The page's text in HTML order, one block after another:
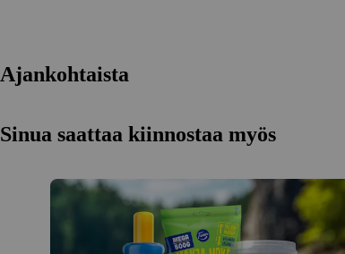
Ajankohtaista
Sinua saattaa kiinnostaa myös